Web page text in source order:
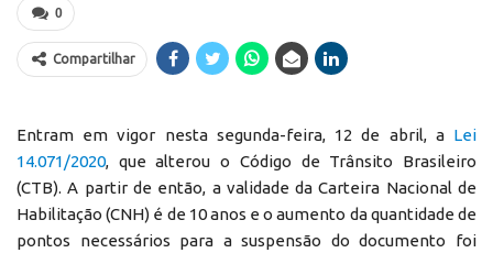
0
Compartilhar
Entram em vigor nesta segunda-feira, 12 de abril, a Lei
14.071/2020, que alterou o Código de Trânsito Brasileiro
(CTB). A partir de então, a validade da Carteira Nacional de
Habilitação (CNH) é de 10 anos e o aumento da quantidade de
pontos necessários para a suspensão do documento foi